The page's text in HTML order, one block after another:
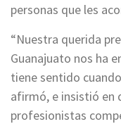
personas que les
“Nuestra querida
Guanajuato nos ha
tiene sentido
afirmó, e insistió en
profesionistas